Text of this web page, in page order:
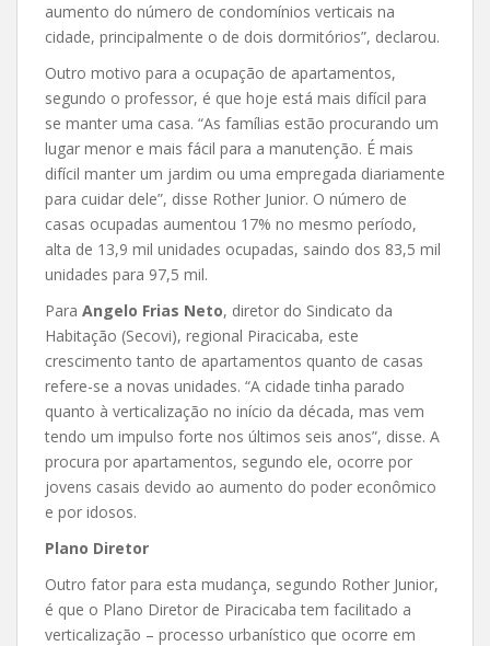
aumento do número de condomínios verticais na
cidade, principalmente o de dois dormitórios”, declarou.
Outro motivo para a ocupação de apartamentos,
segundo o professor, é que hoje está mais difícil para
se manter uma casa. “As famílias estão procurando um
lugar menor e mais fácil para a manutenção. É mais
difícil manter um jardim ou uma empregada diariamente
para cuidar dele”, disse Rother Junior. O número de
casas ocupadas aumentou 17% no mesmo período,
alta de 13,9 mil unidades ocupadas, saindo dos 83,5 mil
unidades para 97,5 mil.
Para Angelo Frias Neto, diretor do Sindicato da
Habitação (Secovi), regional Piracicaba, este
crescimento tanto de apartamentos quanto de casas
refere-se a novas unidades. “A cidade tinha parado
quanto à verticalização no início da década, mas vem
tendo um impulso forte nos últimos seis anos”, disse. A
procura por apartamentos, segundo ele, ocorre por
jovens casais devido ao aumento do poder econômico
e por idosos.
Plano Diretor
Outro fator para esta mudança, segundo Rother Junior,
é que o Plano Diretor de Piracicaba tem facilitado a
verticalização – processo urbanístico que ocorre em